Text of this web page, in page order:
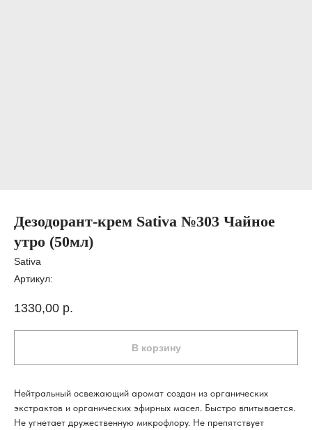
Дезодорант-крем Sativa №303 Чайное
утро (50мл)
Sativa
Артикул:
1330,00 р.
В корзину
Нейтральный освежающий аромат создан из органических
экстрактов и органических эфирных масел. Быстро впитывается.
Не угнетает дружественную микрофлору. Не препятствует